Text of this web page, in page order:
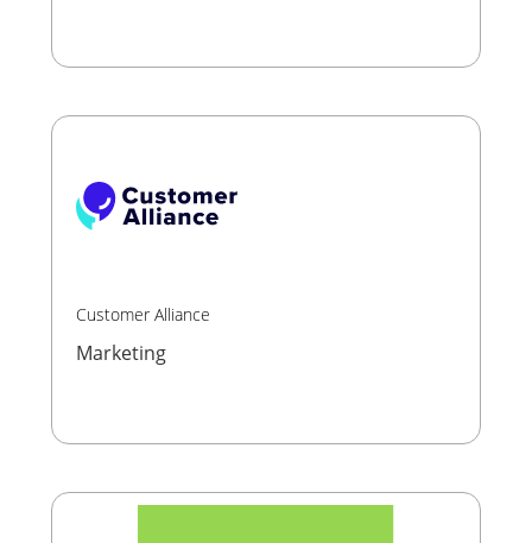
Customer Alliance
Marketing